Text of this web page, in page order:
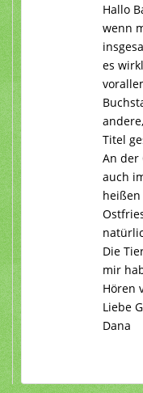
Hallo
wenn
es
Titel
An der
auch
Die
mir
Hören
Liebe
Dana